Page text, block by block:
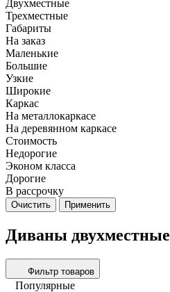
Двухместные
Трехместные
Габариты
На заказ
Маленькие
Большие
Узкие
Широкие
Каркас
На металлокаркасе
На деревянном каркасе
Стоимость
Недорогие
Эконом класса
Дорогие
В рассрочку
Очистить Применить
Диваны двухместные
Фильтр товаров
Популярные